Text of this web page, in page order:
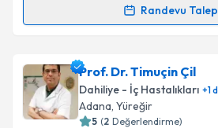
kapsamda işlenmesini kabul
Randevu
Randevu Takvimi Talebi
Uzm. Dr. Zafer Tanrıverdi
talebi oluşturun. Size bu
için bir takvim hazırlandığında e-
bilgilendireceğiz.
Prof. Dr. Timuçin Çil
Dahiliye - İç Hastalıkları +1
Adana, Yüreğir
5 (2 Değerlendirme)